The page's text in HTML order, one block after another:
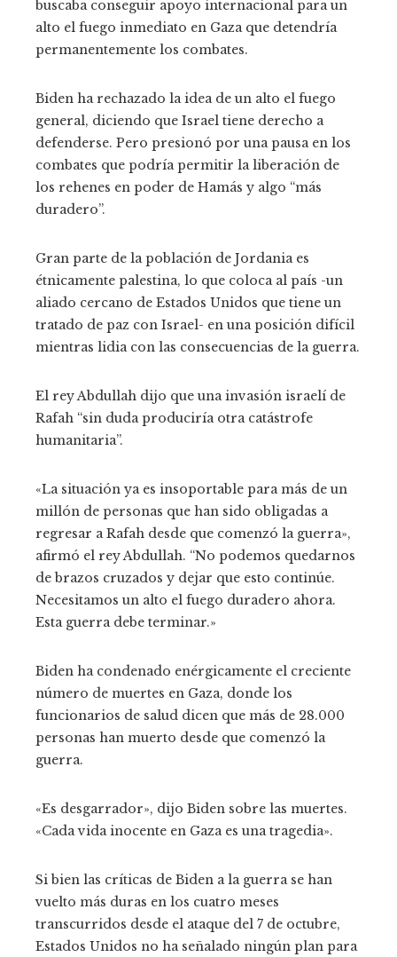
buscaba conseguir apoyo internacional para un
alto el fuego inmediato en Gaza que detendría
permanentemente los combates.
Biden ha rechazado la idea de un alto el fuego
general, diciendo que Israel tiene derecho a
defenderse. Pero presionó por una pausa en los
combates que podría permitir la liberación de
los rehenes en poder de Hamás y algo “más
duradero”.
Gran parte de la población de Jordania es
étnicamente palestina, lo que coloca al país -un
aliado cercano de Estados Unidos que tiene un
tratado de paz con Israel- en una posición difícil
mientras lidia con las consecuencias de la guerra.
El rey Abdullah dijo que una invasión israelí de
Rafah “sin duda produciría otra catástrofe
humanitaria”.
«La situación ya es insoportable para más de un
millón de personas que han sido obligadas a
regresar a Rafah desde que comenzó la guerra»,
afirmó el rey Abdullah. “No podemos quedarnos
de brazos cruzados y dejar que esto continúe.
Necesitamos un alto el fuego duradero ahora.
Esta guerra debe terminar.»
Biden ha condenado enérgicamente el creciente
número de muertes en Gaza, donde los
funcionarios de salud dicen que más de 28.000
personas han muerto desde que comenzó la
guerra.
«Es desgarrador», dijo Biden sobre las muertes.
«Cada vida inocente en Gaza es una tragedia».
Si bien las críticas de Biden a la guerra se han
vuelto más duras en los cuatro meses
transcurridos desde el ataque del 7 de octubre,
Estados Unidos no ha señalado ningún plan para